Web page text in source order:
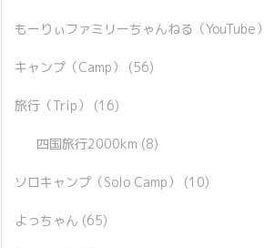
もーりぃファミリーちゃんねる（YouTube）
キャンプ（Camp） (56)
旅行（Trip） (16)
四国旅行2000km (8)
ソロキャンプ（Solo Camp） (10)
よっちゃん (65)